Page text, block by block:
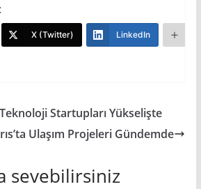
X (Twitter) LinkedIn
Teknoloji Startupları Yükselişte
Ulaşım Projeleri Gündemde
sevebilirsiniz